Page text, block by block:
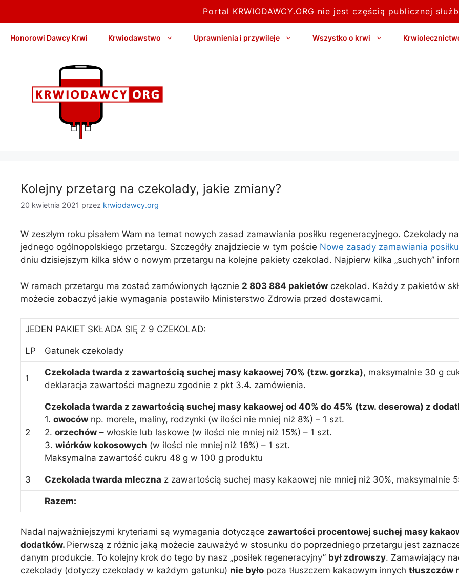
Portal KRWIODAWCY.ORG nie jest częścią publicznej
Honorowi Dawcy Krwi Krwiodawstwo Uprawnienia i przywileje Wszystko o krwi
Kolejny przetarg na czekolady, jakie zmiany?
20 kwietnia 2021 przez krwiodawcy.org
W zeszłym roku pisałem Wam na temat nowych zasad zamawiania posiłku regeneracyjnego. Czekolady
jednego ogólnopolskiego przetargu. Szczegóły znajdziecie w tym poście Nowe zasady zamawiania
dniu dzisiejszym kilka słów o nowym przetargu na kolejne pakiety czekolad. Najpierw kilka „suchych”
W ramach przetargu ma zostać zamówionych łącznie 2 803 884 pakietów czekolad. Każdy z pakietów
możecie zobaczyć jakie wymagania postawiło Ministerstwo Zdrowia przed dostawcami.
JEDEN PAKIET SKŁADA SIĘ Z 9 CZEKOLAD:
LP Gatunek czekolady
1
Czekolada twarda z zawartością suchej masy kakaowej 70% (tzw. gorzka), maksymalnie 30 g
deklaracja zawartości magnezu zgodnie z pkt 3.4. zamówienia.
2
Czekolada twarda z zawartością suchej masy kakaowej od 40% do 45% (tzw. deserowa) z
1. owoców np. morele, maliny, rodzynki (w ilości nie mniej niż 8%) – 1 szt.
2. orzechów – włoskie lub laskowe (w ilości nie mniej niż 15%) – 1 szt.
3. wiórków kokosowych (w ilości nie mniej niż 18%) – 1 szt.
Maksymalna zawartość cukru 48 g w 100 g produktu
3 Czekolada twarda mleczna z zawartością suchej masy kakaowej nie mniej niż 30%, maksymalnie
Razem:
Nadal najważniejszymi kryteriami są wymagania dotyczące zawartości procentowej suchej masy
dodatków. Pierwszą z różnic jaką możecie zauważyć w stosunku do poprzedniego przetargu jest
danym produkcie. To kolejny krok do tego by nasz „posiłek regeneracyjny” był zdrowszy. Zamawiający
czekolady (dotyczy czekolady w każdym gatunku) nie było poza tłuszczem kakaowym innych tłuszczów